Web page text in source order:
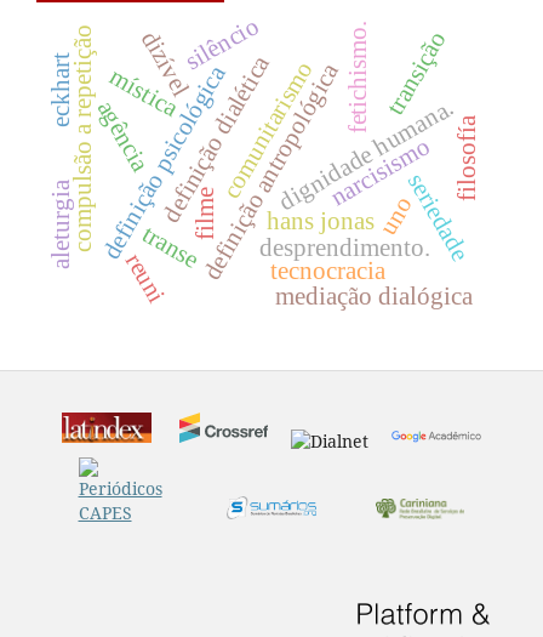
hans jonas
dignidade humana.
definição psicológica
definição dialética
definição antropológica
transe
compulsão a repetição filme
agência comunitarismo
desprendimento.
fetichismo.
uno
silêncio
mística
eckhart dizível transição
narcisismoseriedade
aleturgia
tecnocracia
filosofía
mediação dialógica
reuni